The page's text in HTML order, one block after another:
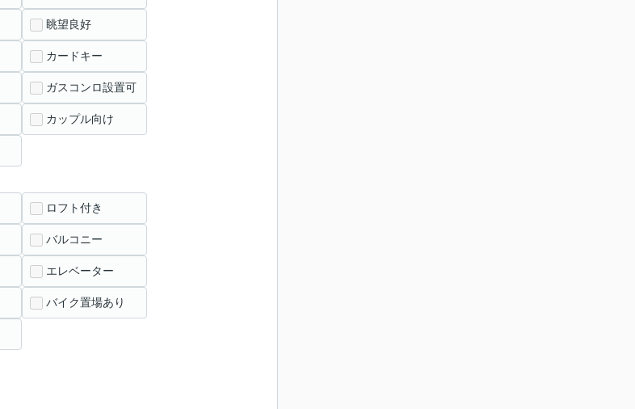
眺望良好
カードキー
ガスコンロ設置可
カップル向け
ロフト付き
バルコニー
エレベーター
バイク置場あり